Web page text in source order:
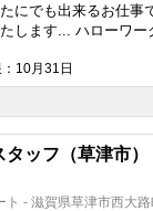
にでも出来るお仕事
します... ハローワー
10月31日
タッフ（草津市）
- 滋賀県草津市西大